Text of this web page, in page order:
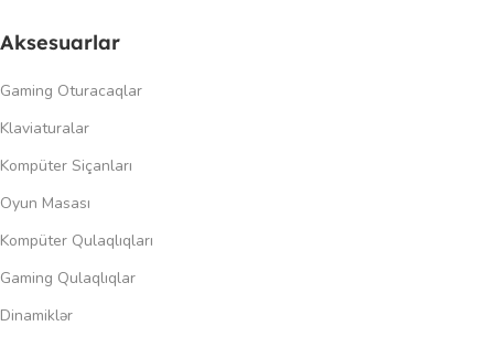
Aksesuarlar
Gaming Oturacaqlar
Klaviaturalar
Kompüter Siçanları
Oyun Masası
Kompüter Qulaqlıqları
Gaming Qulaqlıqlar
Dinamiklər